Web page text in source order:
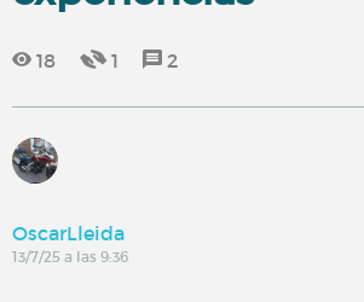
18 1 2
OscarLleida
13/7/25 a las 9:36